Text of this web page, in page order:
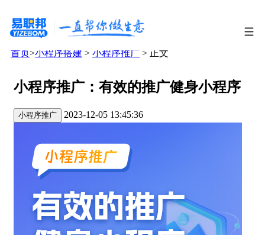
首页>小程序搭建 > 小程序推广 > 正文
小程序推广：有效的推广健身小程序
小程序推广 2023-12-05 13:45:36